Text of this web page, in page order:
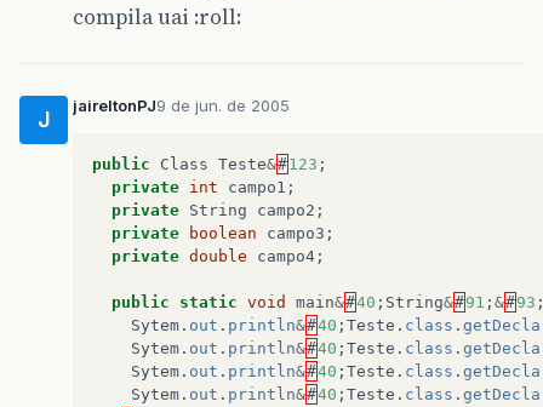
compila uai :roll:
J
jaireltonPJ9 de jun. de 2005
public Class Teste&#123 ;
private int campo1 ;
private String campo2 ;
private
boolean campo3 ;
private double campo4 ;
public static void main&#40 ; String&#91 ; &#93
Sytem . out . println&#40 ; Teste . class .
Sytem . out . println&#40 ; Teste . class .
Sytem . out . println&#40 ; Teste . class .
Sytem . out . println&#40 ; Teste . class .